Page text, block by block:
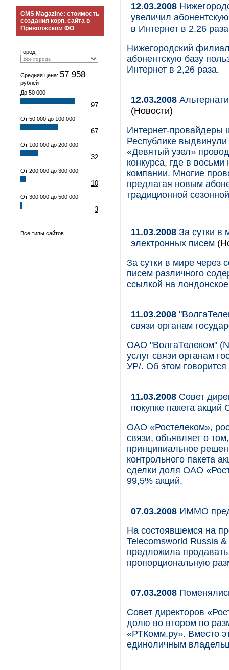
CMS Magazine: стоимость
создания корп. сайта в
Приволжском ФО
Город:
Средняя цена: 57 958
рублей
До 50 000
97
От 50 000 до 100 000
67
От 100 000 до 200 000
32
От 200 000 до 300 000
10
От 300 000 до 500 000
3
Все типы сайтов
12.03.2008
увеличил
в Интернет в 2,26 раза
Нижегородский
абонентскую базу
Интернет в 2,26 раза.
12.03.2008
(Новости)
Интернет-провайдеры
Республике
«Девятый узел»
конкурса, где в
компании. Многие
предлагая новым
традиционной
11.03.2008 За сутки в
электронных писем
За сутки в мире через
писем различного
ссылкой на
11.03.2008
связи органам
ОАО "ВолгаТелеком"
услуг связи органам
УР/. Об этом
11.03.2008 Cовет
покупке пакета
ОАО «Ростелеком»,
связи, объявляет о
принципиальное
контрольного пакета
сделки доля ОАО
99,5% акций.
07.03.2008 ИММО
На состоявшемся на
Telecomsworld Russia
предложила
пропорциональную
07.03.2008
Совет директоров
долю во втором по
«РТКомм.ру». Вместо
единоличным